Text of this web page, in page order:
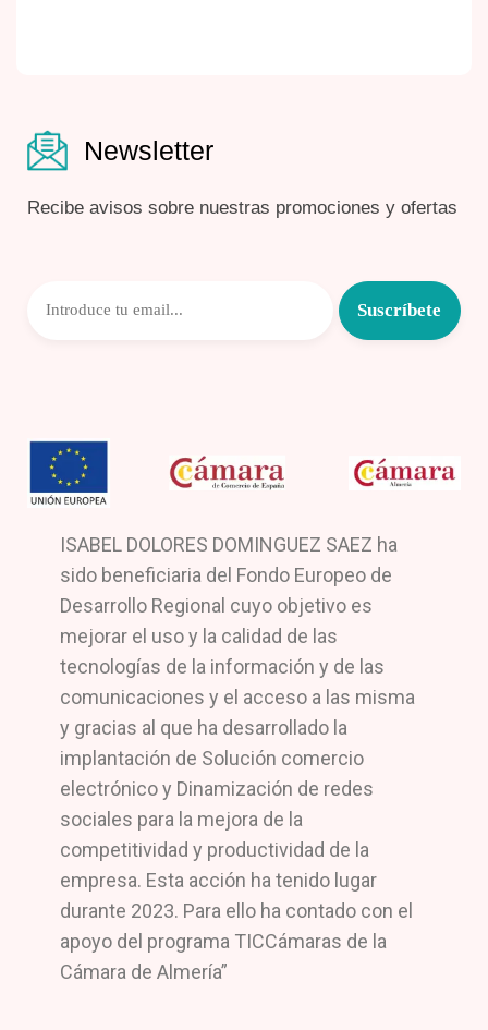
Newsletter
Recibe avisos sobre nuestras promociones y ofertas
ISABEL DOLORES DOMINGUEZ SAEZ ha
sido beneficiaria del Fondo Europeo de
Desarrollo Regional cuyo objetivo es
mejorar el uso y la calidad de las
tecnologías de la información y de las
comunicaciones y el acceso a las misma
y gracias al que ha desarrollado la
implantación de Solución comercio
electrónico y Dinamización de redes
sociales para la mejora de la
competitividad y productividad de la
empresa. Esta acción ha tenido lugar
durante 2023. Para ello ha contado con el
apoyo del programa TICCámaras de la
Cámara de Almería”